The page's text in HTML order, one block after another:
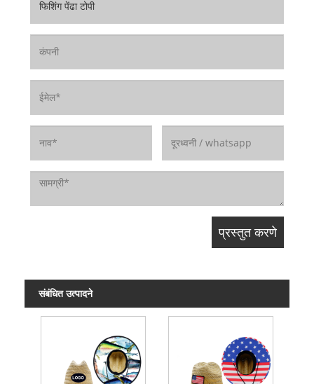
संबंधित उत्पादने